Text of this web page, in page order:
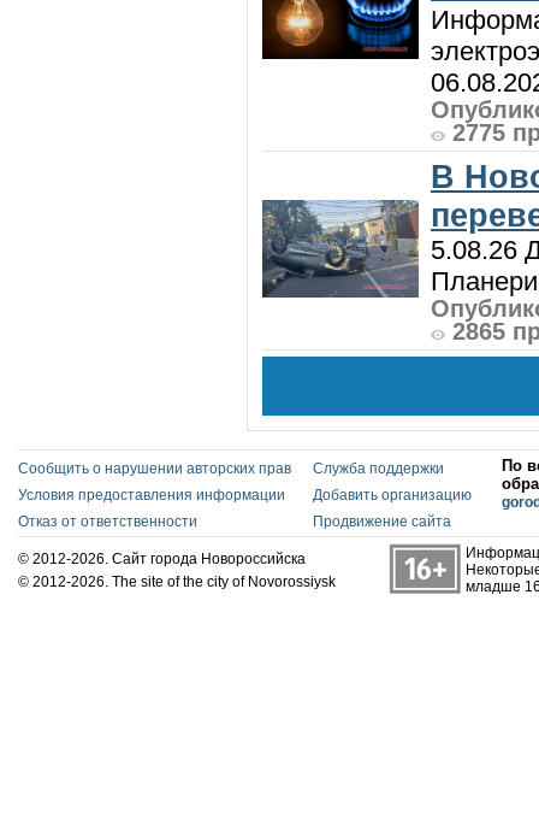
2775
В
5.08.26
2865
Сообщить о нарушении авторских прав
Условия предоставления информации
Отказ от ответственности
Служба поддержки
Добавить организацию
Продвижение сайта
По
© 2012-2026. Сайт города Новороссийска
© 2012-2026. The site of the city of Novorossiysk
младше